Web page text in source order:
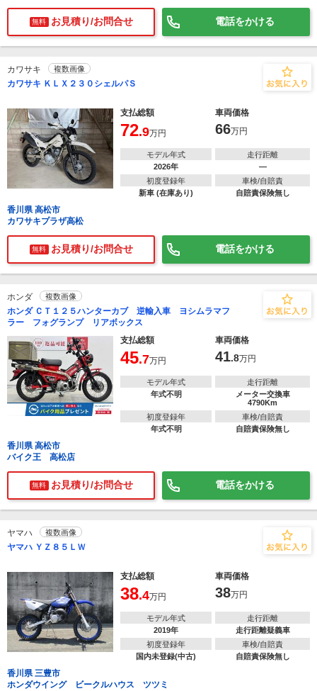
無料 お見積り/お問合せ 電話をかける
カワサキ 複数画像
カワサキ ＫＬＸ２３０シェルパＳ
支払総額 車両価格
72.9万円 66万円
モデル年式
2026年
走行距離
―
初度登録年
新車 (在庫あり)
車検/自賠責
自賠責保険無し
香川県 高松市
カワサキプラザ高松
無料 お見積り/お問合せ 電話をかける
ホンダ 複数画像
ホンダ ＣＴ１２５ハンターカブ 逆輸入車 ヨシムラマフ
ラー フォグランプ リアボックス
支払総額
車両価格
45.7万円 41.8万円
モデル年式
年式不明
走行距離
メーター交換車
4790Km
初度登録年
年式不明
車検/自賠責
自賠責保険無し
香川県 高松市
バイク王 高松店
無料 お見積り/お問合せ 電話をかける
ヤマハ 複数画像
ヤマハ ＹＺ８５ＬＷ
支払総額 車両価格
38.4万円 38万円
モデル年式
2019年
走行距離
走行距離疑義車
初度登録年
国内未登録(中古)
車検/自賠責
自賠責保険無し
香川県 三豊市
ホンダウイング ビークルハウス ツツミ